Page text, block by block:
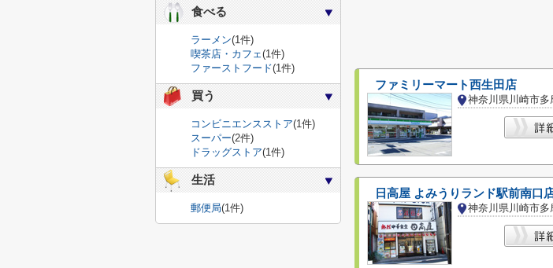
ファミリーマート西生田店
日高屋 よみうりランド駅前南口
食べる
ラーメン(1件)
喫茶店・カフェ(1件)
ファーストフード(1件)
買う
コンビニエンスストア(1件)
スーパー(2件)
ドラッグストア(1件)
生活
郵便局(1件)